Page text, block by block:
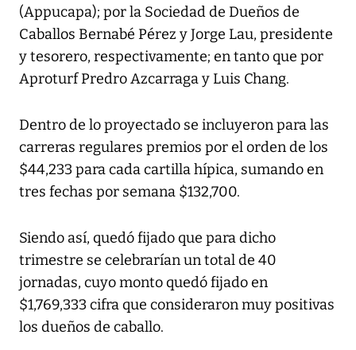
(Appucapa); por la Sociedad de Dueños de
Caballos Bernabé Pérez y Jorge Lau, presidente
y tesorero, respectivamente; en tanto que por
Aproturf Predro Azcarraga y Luis Chang.
Dentro de lo proyectado se incluyeron para las
carreras regulares premios por el orden de los
$44,233 para cada cartilla hípica, sumando en
tres fechas por semana $132,700.
Siendo así, quedó fijado que para dicho
trimestre se celebrarían un total de 40
jornadas, cuyo monto quedó fijado en
$1,769,333 cifra que consideraron muy positivas
los dueños de caballo.